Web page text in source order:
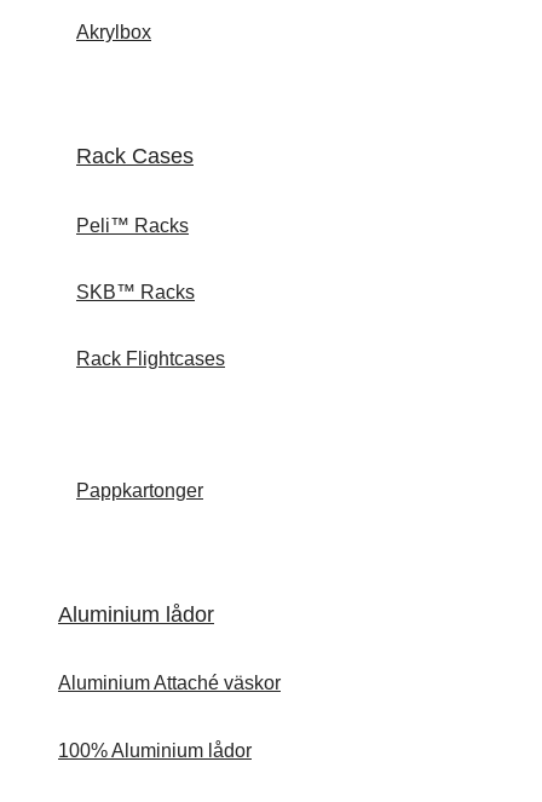
Akrylbox
Rack Cases
Peli™ Racks
SKB™ Racks
Rack Flightcases
Pappkartonger
Aluminium lådor
Aluminium Attaché väskor
100% Aluminium lådor